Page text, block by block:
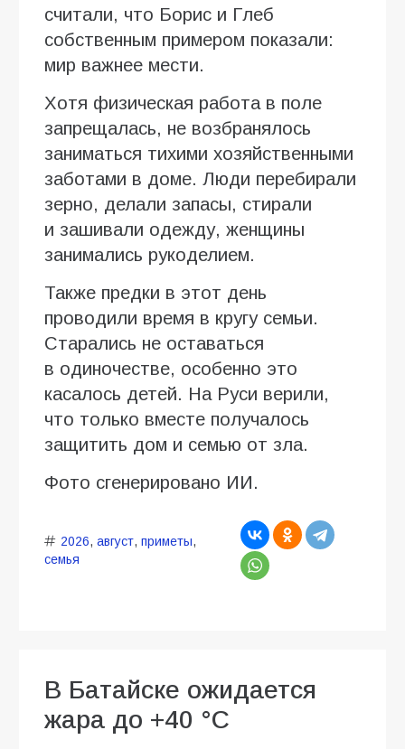
считали, что Борис и Глеб
собственным примером показали:
мир важнее мести.
Хотя физическая работа в поле
запрещалась, не возбранялось
заниматься тихими хозяйственными
заботами в доме. Люди перебирали
зерно, делали запасы, стирали
и зашивали одежду, женщины
занимались рукоделием.
Также предки в этот день
проводили время в кругу семьи.
Старались не оставаться
в одиночестве, особенно это
касалось детей. На Руси верили,
что только вместе получалось
защитить дом и семью от зла.
Фото сгенерировано ИИ.
2026, август, приметы,
семья
В Батайске ожидается
жара до +40 °C